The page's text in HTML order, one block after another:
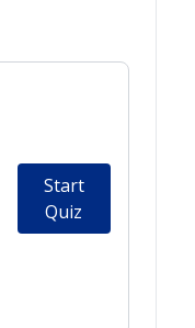
Start
Quiz